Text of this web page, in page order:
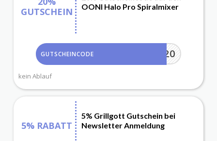
GUTSCHEIN
OONI Halo Pro Spiralmixer
HALO20
GUTSCHEINCODE
kein Ablauf
5% RABATT
5% Grillgott Gutschein bei
Newsletter Anmeldung